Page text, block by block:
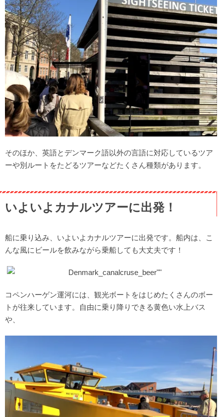
そのほか、英語とデンマーク語以外の言語に対応しているツア
ーや別ルートをたどるツアーなどたくさん種類があります。
いよいよカナルツアーに出発！
船に乗り込み、いよいよカナルツアーに出発です。船内は、こ
んな風にビールを飲みながら乗船しても大丈夫です！
コペンハーゲン運河には、観光ボートをはじめたくさんのボー
トが往来しています。自由に乗り降りできる黄色い水上バス
や、